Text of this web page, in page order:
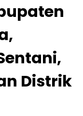
Distrik